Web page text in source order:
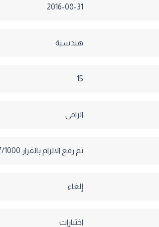
2016-08-31
هندسية
15
الزامى
تم رفع الالزام بالقرار 2017/1000
إلغاء
اختبارات